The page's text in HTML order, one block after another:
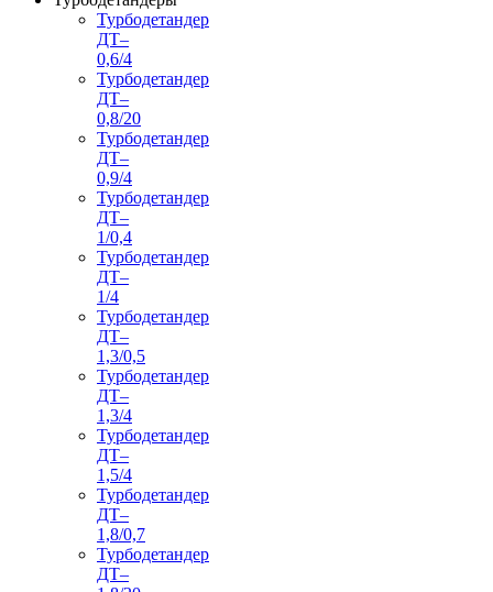
Турбодетандер
ДТ–
0,6/4
Турбодетандер
ДТ–
0,8/20
Турбодетандер
ДТ–
0,9/4
Турбодетандер
ДТ–
1/0,4
Турбодетандер
ДТ–
1/4
Турбодетандер
ДТ–
1,3/0,5
Турбодетандер
ДТ–
1,3/4
Турбодетандер
ДТ–
1,5/4
Турбодетандер
ДТ–
1,8/0,7
Турбодетандер
ДТ–